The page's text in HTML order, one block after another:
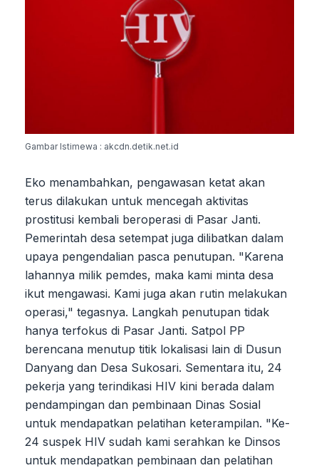
Gambar Istimewa : akcdn.detik.net.id
Eko menambahkan, pengawasan ketat akan
terus dilakukan untuk mencegah aktivitas
prostitusi kembali beroperasi di Pasar Janti.
Pemerintah desa setempat juga dilibatkan dalam
upaya pengendalian pasca penutupan. "Karena
lahannya milik pemdes, maka kami minta desa
ikut mengawasi. Kami juga akan rutin melakukan
operasi," tegasnya. Langkah penutupan tidak
hanya terfokus di Pasar Janti. Satpol PP
berencana menutup titik lokalisasi lain di Dusun
Danyang dan Desa Sukosari. Sementara itu, 24
pekerja yang terindikasi HIV kini berada dalam
pendampingan dan pembinaan Dinas Sosial
untuk mendapatkan pelatihan keterampilan. "Ke-
24 suspek HIV sudah kami serahkan ke Dinsos
untuk mendapatkan pembinaan dan pelatihan